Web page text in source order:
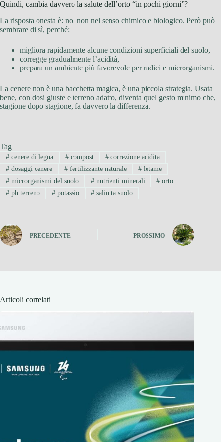
Quindi, cambia davvero la salute dell’orto “in pochi giorni”?
La risposta onesta è: no, non nel senso chimico e biologico. Però può
sembrare di sì, perché:
migliora rapidamente alcune condizioni superficiali del suolo,
corregge gradualmente l’acidità,
prepara un ambiente più favorevole per radici e microrganismi.
La cenere non è una bacchetta magica, è una piccola strategia. Usata
bene, con dosi giuste e terreno adatto, diventa quel gesto minimo che,
stagione dopo stagione, fa davvero la differenza.
Tag
#cenere di legna #compost # correzione acidita
#dosaggi cenere #fertilizzante naturale # letame
#microrganismi del suolo #nutrienti minerali # orto
#ph terreno #potassio # salinita suolo
PRECEDENTE PROSSIMO
Articoli correlati